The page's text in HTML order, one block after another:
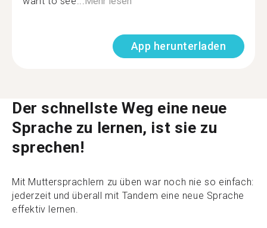
App herunterladen
Der schnellste Weg eine neue
Sprache zu lernen, ist sie zu
sprechen!
Mit Muttersprachlern zu üben war noch nie so einfach:
jederzeit und überall mit Tandem eine neue Sprache
effektiv lernen.